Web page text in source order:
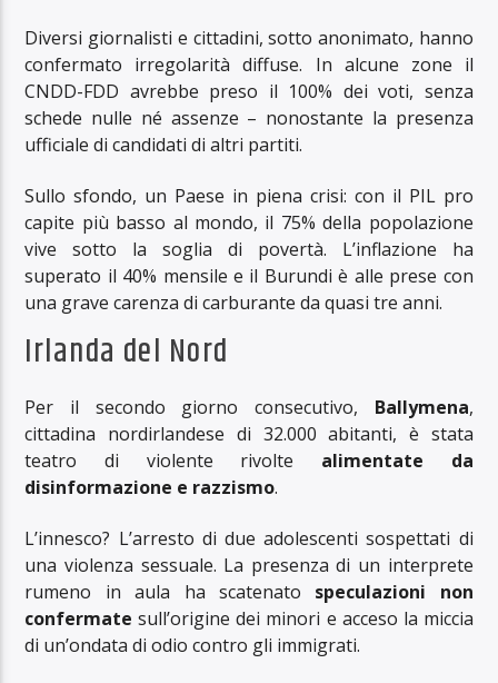
Diversi giornalisti e cittadini, sotto anonimato, hanno
confermato irregolarità diffuse. In alcune zone il
CNDD-FDD avrebbe preso il 100% dei voti, senza
schede nulle né assenze – nonostante la presenza
ufficiale di candidati di altri partiti.
Sullo sfondo, un Paese in piena crisi: con il PIL pro
capite più basso al mondo, il 75% della popolazione
vive sotto la soglia di povertà. L’inflazione ha
superato il 40% mensile e il Burundi è alle prese con
una grave carenza di carburante da quasi tre anni.
Irlanda del Nord
Per il secondo giorno consecutivo, Ballymena,
cittadina nordirlandese di 32.000 abitanti, è stata
teatro di violente rivolte alimentate da
disinformazione e razzismo.
L’innesco? L’arresto di due adolescenti sospettati di
una violenza sessuale. La presenza di un interprete
rumeno in aula ha scatenato speculazioni non
confermate sull’origine dei minori e acceso la miccia
di un’ondata di odio contro gli immigrati.